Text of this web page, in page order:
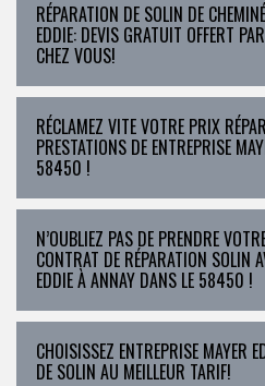
RÉPARATION DE SOLIN DE
EDDIE: DEVIS GRATUIT OFFERT
CHEZ VOUS!
RÉCLAMEZ VITE VOTRE PRIX
PRESTATIONS DE ENTREPRISE
58450 !
N’OUBLIEZ PAS DE PRENDRE
CONTRAT DE RÉPARATION SOLIN
EDDIE À ANNAY DANS LE 58450 !
CHOISISSEZ ENTREPRISE MAYER
DE SOLIN AU MEILLEUR TARIF!